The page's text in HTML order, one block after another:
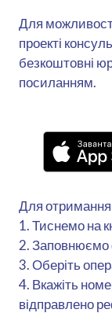
Для
проекті
безкоштовні
посиланням.
Для отримання
1. Тиснемо на
2.
3. Оберіть
4. Вкажіть
відправлено